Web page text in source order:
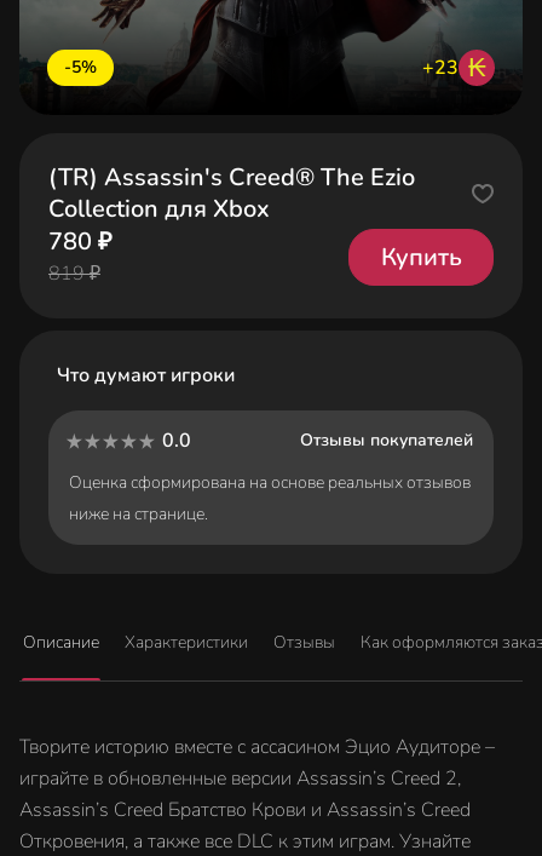
-5% +23 ₭
(TR) Assassin's Creed® The Ezio
Collection для Xbox
780 ₽
819 ₽
Купить
Что думают игроки
0.0
Отзывы покупателей
Оценка сформирована на основе реальных отзывов
ниже на странице.
Описание Характеристики Отзывы Как оформляются
Творите историю вместе с ассасином Эцио Аудиторе –
играйте в обновленные версии Assassin’s Creed 2,
Assassin’s Creed Братство Крови и Assassin’s Creed
Откровения, а также все DLC к этим играм. Узнайте